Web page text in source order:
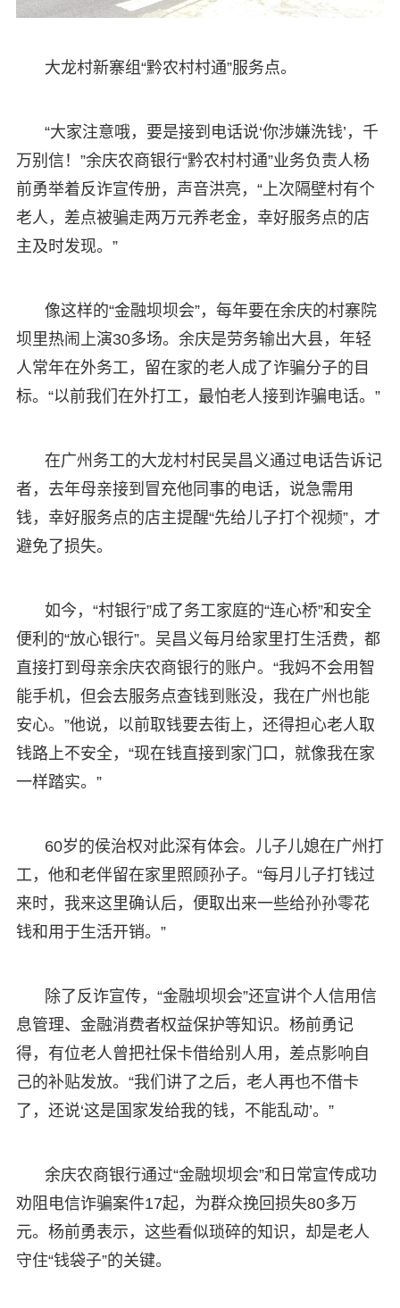
大龙村新寨组“黔农村村通”服务点。
“大家注意哦，要是接到电话说‘你涉嫌洗钱’，千
万别信！”余庆农商银行“黔农村村通”业务负责人杨
前勇举着反诈宣传册，声音洪亮，“上次隔壁村有个
老人，差点被骗走两万元养老金，幸好服务点的店
主及时发现。”
像这样的“金融坝坝会”，每年要在余庆的村寨院
坝里热闹上演30多场。余庆是劳务输出大县，年轻
人常年在外务工，留在家的老人成了诈骗分子的目
标。“以前我们在外打工，最怕老人接到诈骗电话。”
在广州务工的大龙村村民吴昌义通过电话告诉记
者，去年母亲接到冒充他同事的电话，说急需用
钱，幸好服务点的店主提醒“先给儿子打个视频”，才
避免了损失。
如今，“村银行”成了务工家庭的“连心桥”和安全
便利的“放心银行”。吴昌义每月给家里打生活费，都
直接打到母亲余庆农商银行的账户。“我妈不会用智
能手机，但会去服务点查钱到账没，我在广州也能
安心。”他说，以前取钱要去街上，还得担心老人取
钱路上不安全，“现在钱直接到家门口，就像我在家
一样踏实。”
60岁的侯治权对此深有体会。儿子儿媳在广州打
工，他和老伴留在家里照顾孙子。“每月儿子打钱过
来时，我来这里确认后，便取出来一些给孙孙零花
钱和用于生活开销。”
除了反诈宣传，“金融坝坝会”还宣讲个人信用信
息管理、金融消费者权益保护等知识。杨前勇记
得，有位老人曾把社保卡借给别人用，差点影响自
己的补贴发放。“我们讲了之后，老人再也不借卡
了，还说‘这是国家发给我的钱，不能乱动’。”
余庆农商银行通过“金融坝坝会”和日常宣传成功
劝阻电信诈骗案件17起，为群众挽回损失80多万
元。杨前勇表示，这些看似琐碎的知识，却是老人
守住“钱袋子”的关键。